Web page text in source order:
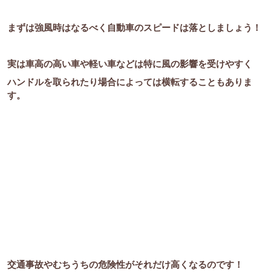
まずは強風時はなるべく自動車のスピードは落としましょう！
実は車高の高い車や軽い車などは特に風の影響を受けやすく
ハンドルを取られたり場合によっては横転することもありま
す。
交通事故やむちうちの危険性がそれだけ高くなるのです！